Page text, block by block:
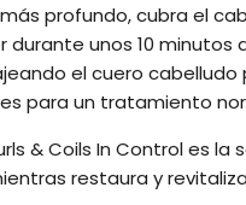
profundo, cubra el
durante unos 10
el cuero cabelludo
para un tratamiento
& Coils In Control es
restaura y